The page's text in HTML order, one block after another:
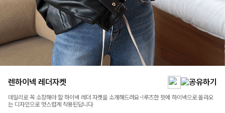
렌하이넥 레더자켓
데일리로 꼭 소장해야 할 하이넥 레더 자켓을 소개해드려요-!루즈한 핏에 하이넥으로 올라오
는 디자인으로 멋스럽게 착용된답니다